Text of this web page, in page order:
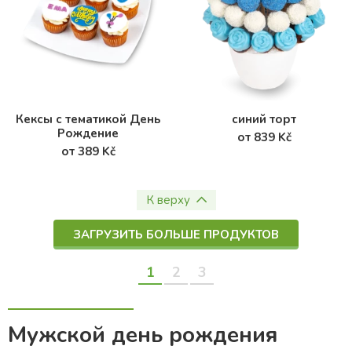
Кексы с тематикой День
Рождение
от 389 Kč
синий торт
от 839 Kč
К верху
ЗАГРУЗИТЬ БОЛЬШЕ ПРОДУКТОВ
1 2 3
Мужской день рождения